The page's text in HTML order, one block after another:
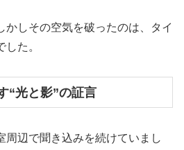
かしその空気を破ったのは、タイ
た。
“光と影”の証言
周辺で聞き込みを続けていまし